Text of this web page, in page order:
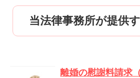
当法律事務所が提供
離婚の慰謝料請求